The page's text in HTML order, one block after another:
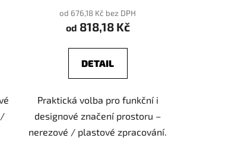
/
od 676,18 Kč bez DPH
od 818,18 Kč
DETAIL
Praktická volba pro funkční i
designové značení prostoru –
nerezové / plastové zpracování.